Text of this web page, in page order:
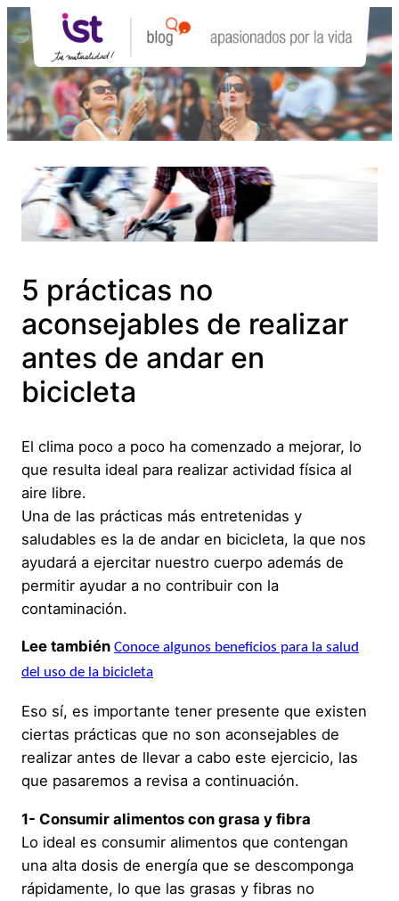
Saltar
al
contenido
5 prácticas no
aconsejables de realizar
antes de andar en
bicicleta
El clima poco a poco ha comenzado a mejorar, lo
que resulta ideal para realizar actividad física al
aire libre.
Una de las prácticas más entretenidas y
saludables es la de andar en bicicleta, la que nos
ayudará a ejercitar nuestro cuerpo además de
permitir ayudar a no contribuir con la
contaminación.
Lee también Conoce algunos beneficios para la salud
del uso de la bicicleta
Eso sí, es importante tener presente que existen
ciertas prácticas que no son aconsejables de
realizar antes de llevar a cabo este ejercicio, las
que pasaremos a revisa a continuación.
1- Consumir alimentos con grasa y fibra
Lo ideal es consumir alimentos que contengan
una alta dosis de energía que se descomponga
rápidamente, lo que las grasas y fibras no